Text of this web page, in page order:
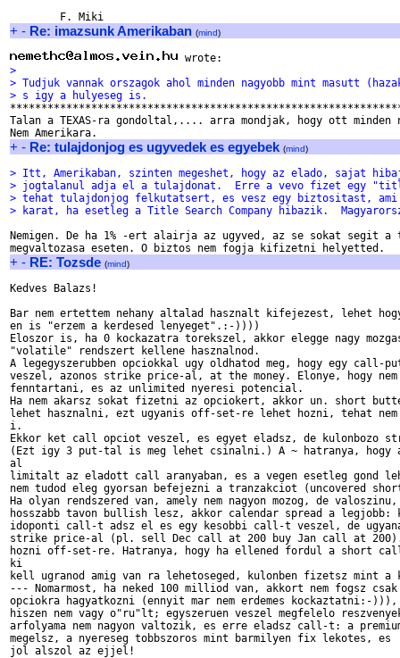
+ - Re: imazsunk Amerikaban (mind)
>
> Tudjuk vannak orszagok ahol minden nagyobb mint masutt
> s igy a hulyeseg is.
Talan a TEXAS-ra gondoltal,.... arra mondjak, hogy ott minden
+ - Re: tulajdonjog es ugyvedek es egyebek (mind)
> Itt, Amerikaban, szinten megeshet, hogy az elado, sajat
> jogtalanul adja el a tulajdonat.  Erre a vevo fizet egy
> tehat tulajdonjog felkutatsert, es vesz egy biztositast,
> karat, ha esetleg a Title Search Company hibazik.
Nemigen. De ha 1% -ert alairja az ugyved, az se sokat segit a
+ - RE: Tozsde (mind)
Kedves Balazs!
Bar nem ertettem nehany altalad hasznalt kifejezest, lehet
en is "erzem a kerdesed lenyeget".:-))))
Eloszor is, ha 0 kockazatra torekszel, akkor elegge nagy
"volatile" rendszert kellene hasznalnod.
A legegyszerubben opciokkal ugy oldhatod meg, hogy egy call-
veszel, azonos strike price-al, at the money. Elonye, hogy
fenntartani, es az unlimited nyeresi potencial.
Ha nem akarsz sokat fizetni az opciokert, akkor un. short
lehet hasznalni, ezt ugyanis off-set-re lehet hozni, tehat
i.
Ekkor ket call opciot veszel, es egyet eladsz, de kulonbozo
(Ezt igy 3 put-tal is meg lehet csinalni.) A ~ hatranya, hogy
al
limitalt az eladott call aranyaban, es a vegen esetleg gond
nem tudod eleg gyorsan befejezni a tranzakciot (uncovered
Ha olyan rendszered van, amely nem nagyon mozog, de valoszinu,
hosszabb tavon bullish lesz, akkor calendar spread a legjobb:
idoponti call-t adsz el es egy kesobbi call-t veszel, de
strike price-al (pl. sell Dec call at 200 buy Jan call at
hozni off-set-re. Hatranya, hogy ha ellened fordul a short
ki
kell ugranod amig van ra lehetoseged, kulonben fizetsz mint
--- Nomarmost, ha neked 100 milliod van, akkort nem fogsz
opciokra hagyatkozni (ennyit mar nem erdemes kockaztatni:-))),
hiszen nem vagy o"ru"lt; egyszeruen veszel megfelelo
arfolyama nem nagyon valtozik, es erre eladsz call-t: a
megelsz, a nyereseg tobbszoros mint barmilyen fix lekotes, es
jol alszol az ejjel!